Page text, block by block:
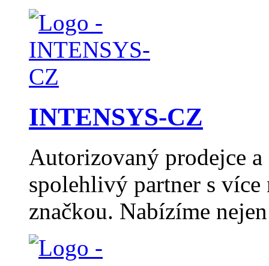
INTENSYS-CZ
Autorizovaný prodejce
spolehlivý partner s více
značkou. Nabízíme